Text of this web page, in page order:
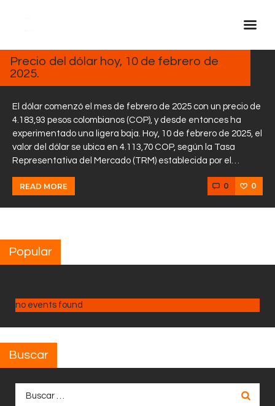
En Vivo
Descarga La APP
Programas
Noticias
Equipo
Contactos
10, 2025
Precio del dólar hoy, 10 de febrero de
2025.
El dólar comenzó el mes de febrero de 2025 con un precio de
4.183,93 pesos colombianos (COP), y desde entonces ha
experimentado una ligera baja. Hoy, 10 de febrero de 2025, el
valor del dólar se ubica en 4.113,70 COP, según la Tasa
Representativa del Mercado (TRM) establecida por el…
READ MORE 0 0
Popular
no events found
Buscar